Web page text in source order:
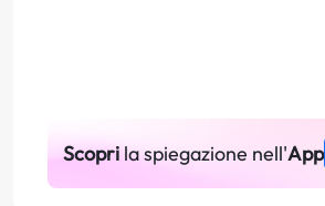
Scoprila spiegazione nell'App